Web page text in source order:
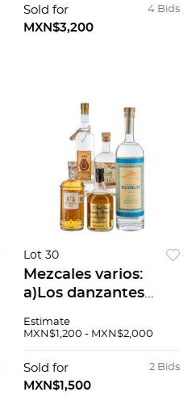
Escocia Piezas: 4 b)
Johnnie Walke...
4 Bids
Sold for
MXN$3,200
Lot 30
Mezcales varios:
a)Los danzantes
Hera artesanal puro
Olla zapoteca
natural con g...
Estimate
MXN$1,200 - MXN$2,000
2 Bids
Sold for
MXN$1,500